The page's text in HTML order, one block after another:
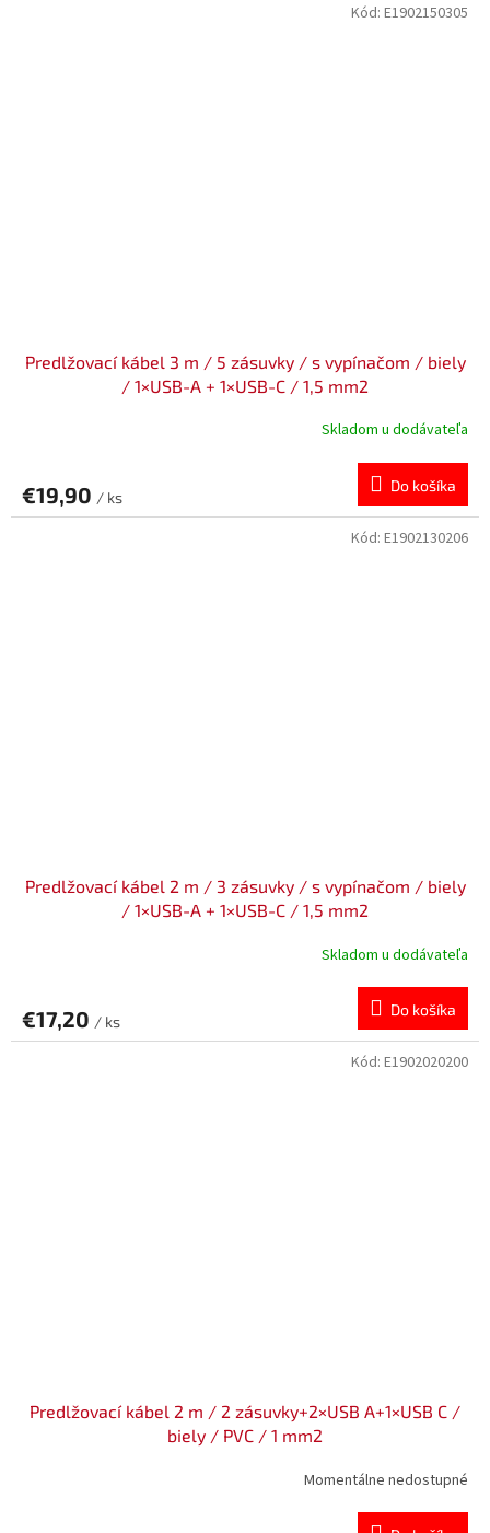
Predlžovací kábel 3 m / 5 zásuvky / s vypínačom / biely
/ 1×USB-A + 1×USB-C / 1,5 mm2
Skladom u dodávateľa
€19,90 / ks
Do košíka
Kód: E1902150305
Predlžovací kábel 2 m / 3 zásuvky / s vypínačom / biely
/ 1×USB-A + 1×USB-C / 1,5 mm2
Skladom u dodávateľa
€17,20 / ks
Do košíka
Kód: E1902130206
Predlžovací kábel 2 m / 2 zásuvky+2×USB A+1×USB C /
biely / PVC / 1 mm2
Momentálne nedostupné
Kód: E1902020200